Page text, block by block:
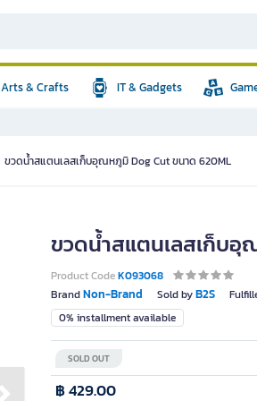
Arts & Crafts IT & Gadgets
ขวดน้ำสแตนเลสเก็บอุณหภูมิ Dog Cut ขนาด 620ML
ขวดน้ำสแตนเลสเก็บอุ
Product CodeK093068
BrandNon-Brand Sold byB2S
0% installment available
SOLD OUT
฿ 429.00